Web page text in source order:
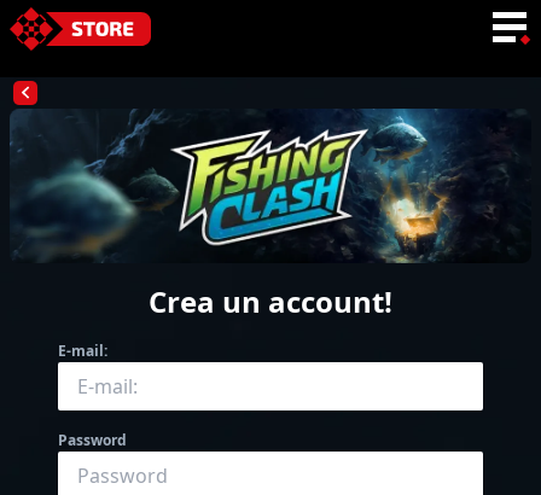
Crea un account!
E-mail:
Password